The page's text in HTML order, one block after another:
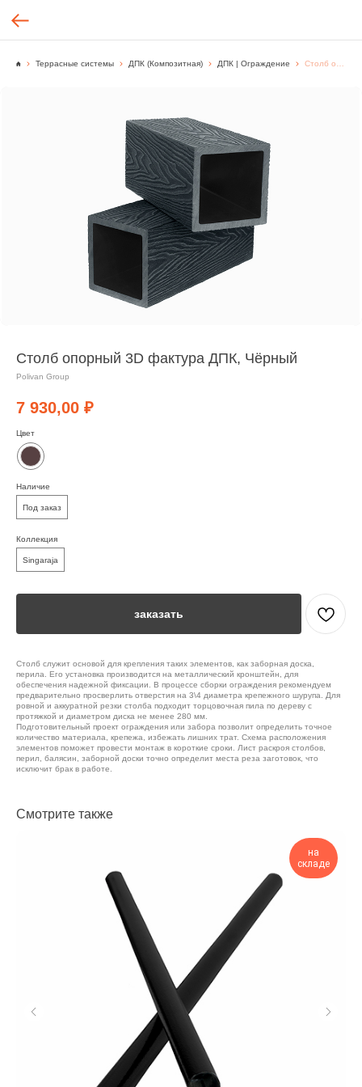
Террасные системы ДПК (Композитная) ДПК | Ограждение
Столб опорный 3D фактура ДПК, Чёрный
Polivan Group
7 930,00 ₽
Цвет
Наличие
Под заказ
Коллекция
Singaraja
заказать
Столб служит основой для крепления таких элементов, как заборная доска,
перила. Его установка производится на металлический кронштейн, для
обеспечения надежной фиксации. В процессе сборки ограждения рекомендуем
предварительно просверлить отверстия на 3\4 диаметра крепежного шурупа. Для
ровной и аккуратной резки столба подходит торцовочная пила по дереву с
протяжкой и диаметром диска не менее 280 мм.
Подготовительный проект ограждения или забора позволит определить точное
количество материала, крепежа, избежать лишних трат. Схема расположения
элементов поможет провести монтаж в короткие сроки. Лист раскроя столбов,
перил, балясин, заборной доски точно определит места реза заготовок, что
исключит брак в работе.
Смотрите также
на
складе